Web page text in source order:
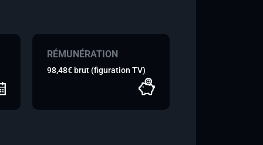
RÉMUNÉRATION
98,48€ brut (figuration TV)